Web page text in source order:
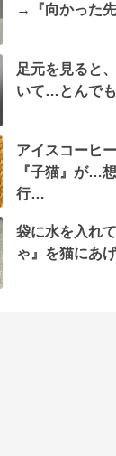
→『向かった
足元を見ると
いて…とんで
アイスコーヒ
『子猫』が…
行…
袋に水を入れ
ゃ』を猫にあ